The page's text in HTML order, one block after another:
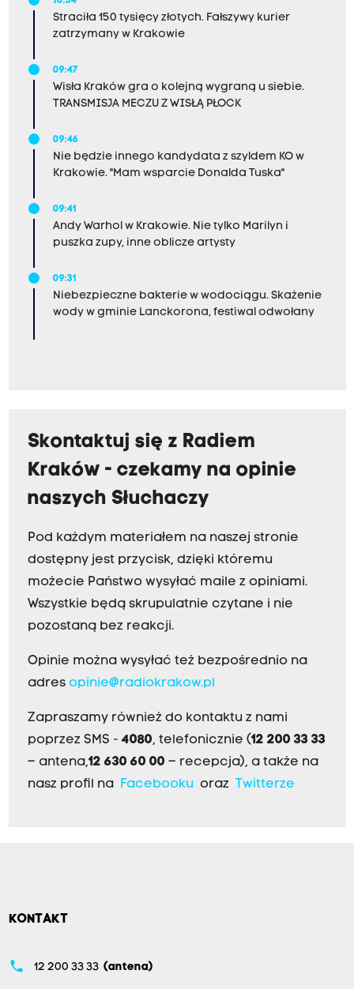
Straciła 150 tysięcy złotych. Fałszywy kurier
zatrzymany w Krakowie
09:47
Wisła Kraków gra o kolejną wygraną u siebie.
TRANSMISJA MECZU Z WISŁĄ PŁOCK
09:46
Nie będzie innego kandydata z szyldem KO w
Krakowie. "Mam wsparcie Donalda Tuska"
09:41
Andy Warhol w Krakowie. Nie tylko Marilyn i
puszka zupy, inne oblicze artysty
09:31
Niebezpieczne bakterie w wodociągu. Skażenie
wody w gminie Lanckorona, festiwal odwołany
Skontaktuj się z Radiem
Kraków - czekamy na opinie
naszych Słuchaczy
Pod każdym materiałem na naszej stronie
dostępny jest przycisk, dzięki któremu
możecie Państwo wysyłać maile z opiniami.
Wszystkie będą skrupulatnie czytane i nie
pozostaną bez reakcji.
Opinie można wysyłać też bezpośrednio na
adres opinie@radiokrakow.pl
Zapraszamy również do kontaktu z nami
poprzez SMS - 4080, telefonicznie (12 200 33 33
– antena,12 630 60 00 – recepcja), a także na
nasz profil na
Facebookuoraz Twitterze
KONTAKT
phone 12 200 33 33 (antena)